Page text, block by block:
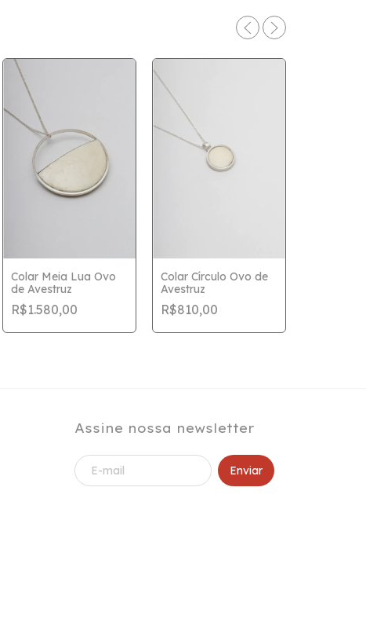
Colar Meia Lua Ovo
de Avestruz
R$1.580,00
Colar Círculo Ovo de
Avestruz
R$810,00
Assine nossa newsletter